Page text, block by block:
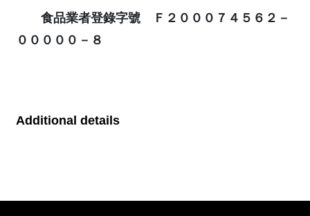
食品業者登錄字號 Ｆ２０００７４５６２－
０００００－８
Additional details